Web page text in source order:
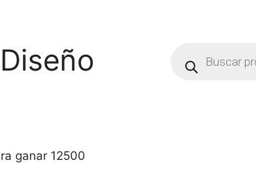
ganar 12500
productos